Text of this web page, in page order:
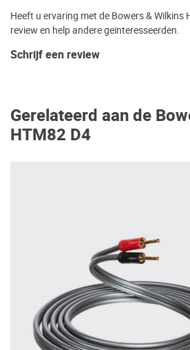
Heeft u ervaring met de Bowers & Wilkins
review en help andere geïnteresseerden.
Schrijf een review
Gerelateerd aan de
HTM82 D4